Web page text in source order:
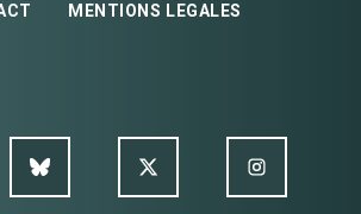
MENTIONS LEGALES